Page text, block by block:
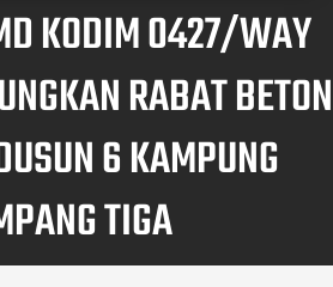
KODIM 0427/WAY
RABAT BETON
6 KAMPUNG
TIGA